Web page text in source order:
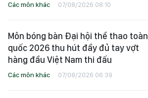
Các môn khác 07/08/2026 08:10
Môn bóng bàn Đại hội thể thao toàn
quốc 2026 thu hút đầy đủ tay vợt
hàng đầu Việt Nam thi đấu
Các môn khác 07/08/2026 06:39